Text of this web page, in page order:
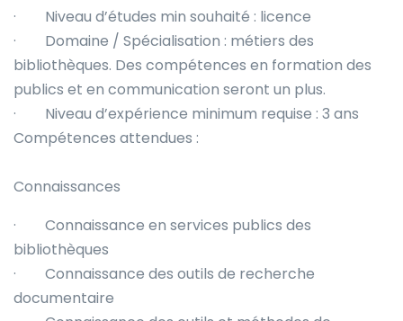
· Niveau d’études min souhaité : licence
· Domaine / Spécialisation : métiers des
bibliothèques. Des compétences en formation des
publics et en communication seront un plus.
· Niveau d’expérience minimum requise : 3 ans
Compétences attendues :
Connaissances
· Connaissance en services publics des
bibliothèques
· Connaissance des outils de recherche
documentaire